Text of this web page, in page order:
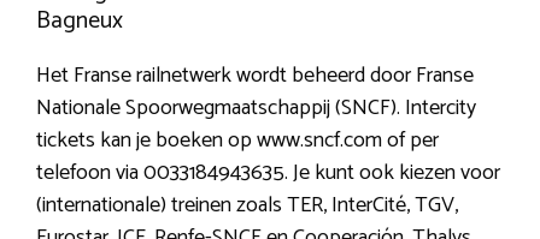
Bagneux
Het Franse railnetwerk wordt beheerd door Franse
Nationale Spoorwegmaatschappij (SNCF). Intercity
tickets kan je boeken op www.sncf.com of per
telefoon via 0033184943635. Je kunt ook kiezen voor
(internationale) treinen zoals TER, InterCité, TGV,